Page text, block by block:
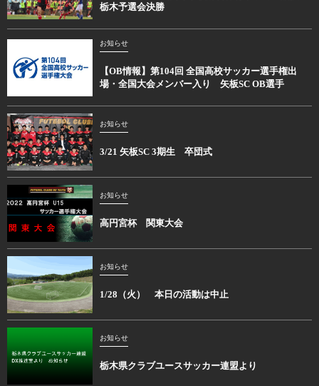
栃木予選会決勝
お知らせ
【OB情報】第104回 全国高校サッカー選手権出
場・全国大会メンバー入り 矢板SC OB選手
お知らせ
3/21 矢板SC 3期生 卒団式
お知らせ
高円宮杯 関東大会
お知らせ
1/28（火） 本日の活動は中止
お知らせ
栃木県クラブユースサッカー連盟より